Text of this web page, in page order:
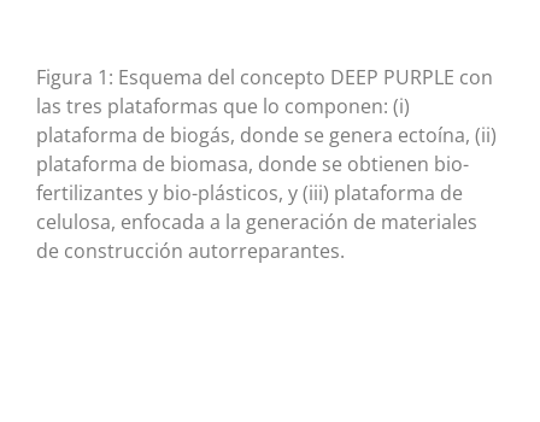
Figura 1: Esquema del concepto DEEP PURPLE con
las tres plataformas que lo componen: (i)
plataforma de biogás, donde se genera ectoína, (ii)
plataforma de biomasa, donde se obtienen bio-
fertilizantes y bio-plásticos, y (iii) plataforma de
celulosa, enfocada a la generación de materiales
de construcción autorreparantes.